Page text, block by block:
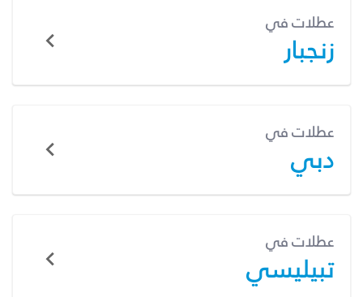
عطلات في
زنجبار
عطلات في
دبي
عطلات في
تبيليسي